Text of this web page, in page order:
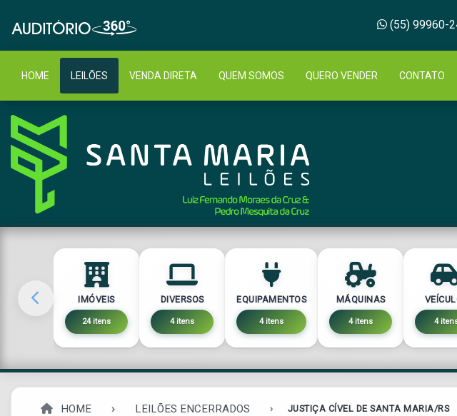
(55) 99960-
HOME LEILÕES VENDA DIRETA QUEM SOMOS QUERO VENDER CONTATO
IMÓVEIS
24 itens
DIVERSOS
4 itens
EQUIPAMENTOS
4 itens
MÁQUINAS
4 itens 4
HOME LEILÕES ENCERRADOS JUSTIÇA CÍVEL DE SANTA MARIA/RS